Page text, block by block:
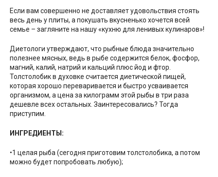
Если вам совершенно не доставляет удовольствия стоять
весь день у плиты, а покушать вкусненько хочется всей
семье – загляните на нашу «кухню для ленивых кулинаров»!
Диетологи утверждают, что рыбные блюда значительно
полезнее мясных, ведь в рыбе содержится белок, фосфор,
магний, калий, натрий и кальций плюс йод и фтор.
Толстолобик в духовке считается диетической пищей,
которая хорошо переваривается и быстро усваивается
организмом, а цена за килограмм этой рыбы в три раза
дешевле всех остальных. Заинтересовались? Тогда
приступим.
ИНГРЕДИЕНТЫ:
•1 целая рыба (сегодня приготовим толстолобика, а потом
можно будет попробовать любую);